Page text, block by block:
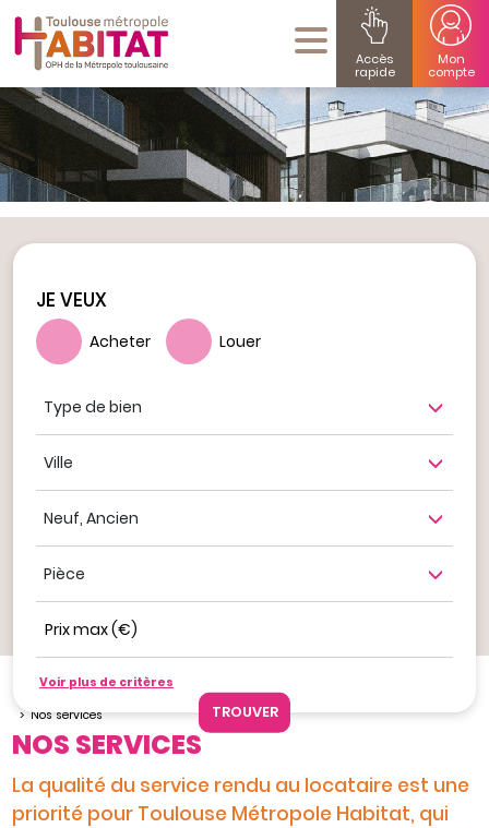
Accès
rapide
Mon
compte
Voir plus de critères
JE VEUX
Acheter Louer
Ville
Neuf, ancien
Nombre de pièce
Prix max (€)
Je veux louer
Louer un bien avec Toulouse Métropole Habitat
Nos services
Ajouter à mes favoris
NOS SERVICES
La qualité du service rendu au locataire est une
priorité pour Toulouse Métropole Habitat, qui